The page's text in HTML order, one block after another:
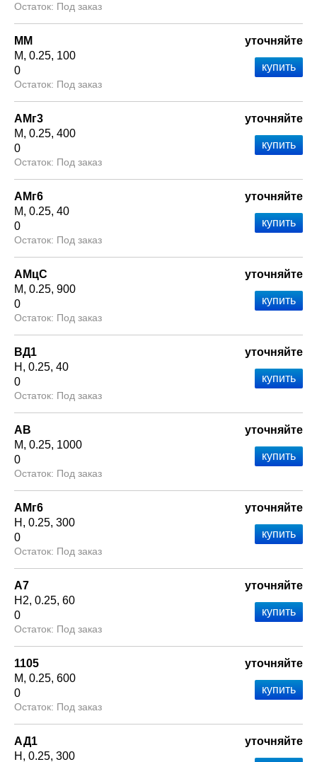
Под заказ
ММ
М 0.25 100
0
Под заказ
уточняйте
АМг3
М 0.25 400
0
Под заказ
уточняйте
АМг6
М 0.25 40
0
Под заказ
уточняйте
АМцС
М 0.25 900
0
Под заказ
уточняйте
ВД1
Н
0.25 40
0
Под заказ
уточняйте
АВ
М 0.25 1000
0
Под заказ
уточняйте
АМг6
Н
0.25 300
0
Под заказ
уточняйте
А7
Н2 0.25 60
0
Под заказ
уточняйте
1105
М 0.25 600
0
Под заказ
уточняйте
АД1
Н
0.25 300
уточняйте